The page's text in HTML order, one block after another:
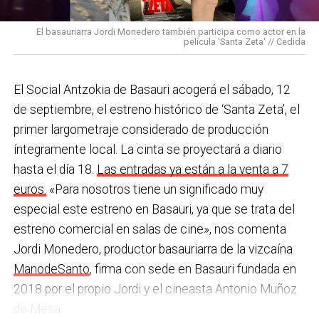
con programas de envejecimiento activo, actividades
en los centros de personas mayores e iniciativas para
combatir la brecha digital. Además, este año se ha
y, a principios del año que viene, se comenzarán a
prestar los servicios de atención diurna y viviendas
comunitarias.
En las últimas semanas la actualidad municipal ha
estado marcada por las investigaciones sobre
presuntas irregularidades urbanísticas . ¿Cómo
está afrontando el equipo de gobierno esta
situación y qué mensaje trasladarías a la
ciudadanía?Los hechos denunciados son graves y
nos corresponde aclarar si han existido irregularidades
con el mayor rigor y transparencia, así como
una acción que los sindicatos tachan de negligente y
contraria al propio plan de emergencias de la
Sin soluciones reales
Ante la falta de soluciones en las reuniones del
comité, los representantes de los trabajadores
advirtieron a la dirección con elevar los hechos a la
Inspección de Trabajo. Aunque inicialmente
percibieron un amago de cambio de actitud, la parte
social lamenta que las medidas adoptadas ante las
nuevas alertas meteorológicas han sido meramente
«testimoniales, esporádicas y centradas en
aparentar», sin llegar a aplicar soluciones reales ni
efectivas en los puestos de mayor exposición.
El basauriarra Jordi Monedero también participa como actor en la
película 'Santa Zeta' // Cedida
El Social Antzokia de Basauri acogerá el sábado, 12
de septiembre, el estreno histórico de ‘Santa Zeta’, el
primer largometraje considerado de producción
íntegramente local. La cinta se proyectará a diario
hasta el día 18. Las entradas ya están a la venta a 7
euros. «Para nosotros tiene un significado muy
especial este estreno en Basauri, ya que se trata del
estreno comercial en salas de cine», nos comenta
Jordi Monedero, productor basauriarra de la vizcaína
ManodeSanto, firma con sede en Basauri fundada en
2018 por el propio Jordi y el cineasta Antonio Muñoz
de Mesa.